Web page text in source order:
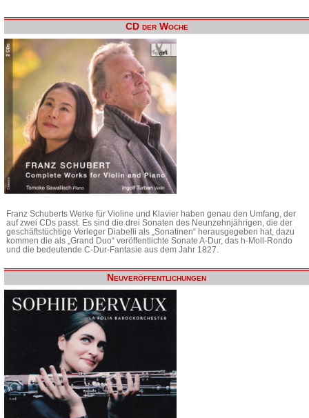
CD der Woche
Franz Schuberts Werke für Violine und Klavier haben genau den Umfang, der
auf zwei CDs passt. Es sind die drei Sonaten des Neunzehnjährigen, die der
geschäftstüchtige Verleger Diabelli als „Sonatinen“ herausgegeben hat, dazu
kommen die als „Grand Duo“ veröffentlichte Sonate A-Dur, das h-Moll-Rondo
und die bedeutende C-Dur-Fantasie aus dem Jahr 1827.
Neuveröffentlichungen